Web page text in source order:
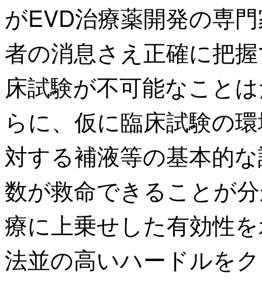
がEVD治療薬開発の専
者の消息さえ正確に把
床試験が不可能なこと
らに、仮に臨床試験の
対する補液等の基本的
数が救命できることが
療に上乗せした有効性
法並の高いハードルを